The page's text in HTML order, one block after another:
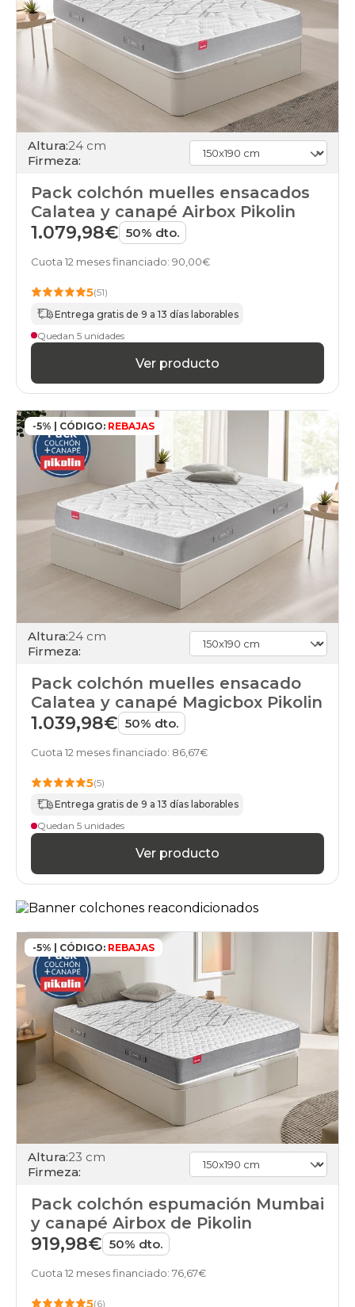
Altura:24 cm
Firmeza:
Pack colchón muelles ensacados
Calatea y canapé Airbox Pikolin
1.079,98€ 50% dto.
Cuota 12 meses financiado: 90,00€
5(51)
Entrega gratis de 9 a 13 días laborables
Quedan 5 unidades
Ver producto
-5% | CÓDIGO: REBAJAS
Altura:24 cm
Firmeza:
Pack colchón muelles ensacado
Calatea y canapé Magicbox Pikolin
1.039,98€ 50% dto.
Cuota 12 meses financiado: 86,67€
5(5)
Entrega gratis de 9 a 13 días laborables
Quedan 5 unidades
Ver producto
-5% | CÓDIGO: REBAJAS
Altura:23 cm
Firmeza:
Pack colchón espumación Mumbai
y canapé Airbox de Pikolin
919,98€ 50% dto.
Cuota 12 meses financiado: 76,67€
5(6)